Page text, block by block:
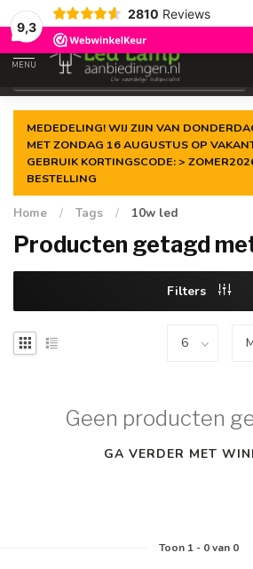
9,3
2810 Reviews
Gegarandeerde delaagste prijs
MENU
MEDEDELING! WIJ ZIJN VAN
MET ZONDAG 16 AUGUSTUS OP
GEBRUIK KORTINGSCODE: >
BESTELLING
Home / Tags / 10w led
Producten getagd
Filters
Geen producten
GA VERDER MET
Toon 1- 0van 0